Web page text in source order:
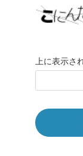
上に表示さ